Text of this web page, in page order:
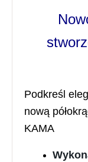
Podkreśl
nową
KAMA